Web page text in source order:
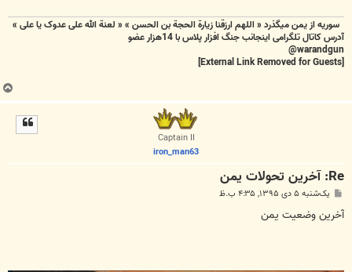
سوریه از یمن میگذرد « اللهم ارزقنا زيارة الحجة بن الحسن » « لعنة الله علی عدوک یا علی »
آدرس کاتال تلگرامی اینجانب جنگ افزار پلاس با 14هزار عضو
warandgun@
ب
ا
Captain II
iron_man63
Re: آخرین تحولات یمن
پ
ت
یک‌شنبه ۵ دی ۱۳۹۵, ۴:۳۵ ب.ظ
آخرین وضعیت یمن